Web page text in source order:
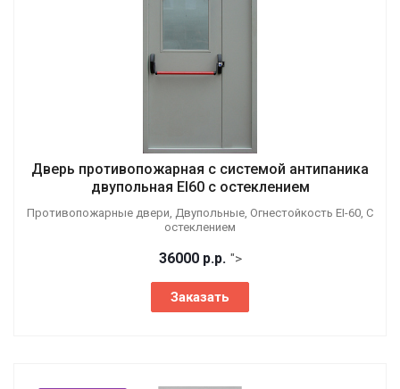
Дверь противопожарная с системой антипаника
двупольная EI60 с остеклением
Противопожарные двери, Двупольные, Огнестойкость EI-60, С
остеклением
36000 р.р. ">
Заказать